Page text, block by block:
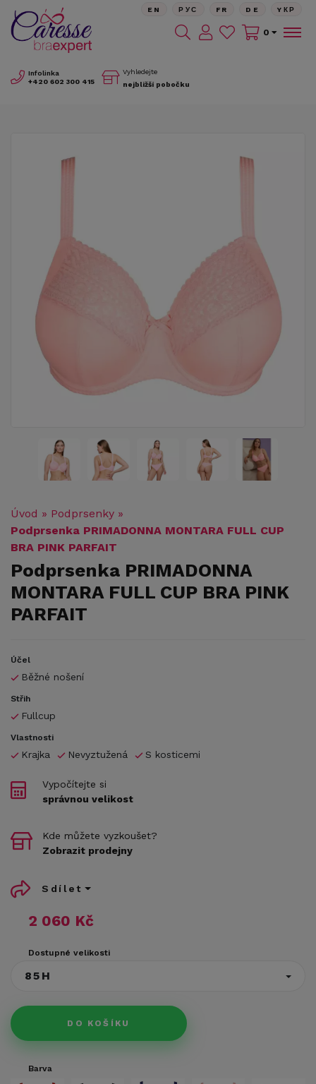
Infolinka
+420 602 300 415
Vyhledejte
nejbližší pobočku
EN РУС FR DE YКР
0
Úvod » Podprsenky »
Podprsenka PRIMADONNA MONTARA FULL CUP
BRA PINK PARFAIT
Podprsenka PRIMADONNA
MONTARA FULL CUP BRA PINK
PARFAIT
Účel
Běžné nošení
Střih
Fullcup
Vlastnosti
Krajka Nevyztužená S kosticemi
2 060 Kč
Dostupné velikosti
85H
DO KOŠÍKU
Vypočítejte si
správnou velikost
Kde můžete vyzkoušet?
Zobrazit prodejny
Sdílet
Barva